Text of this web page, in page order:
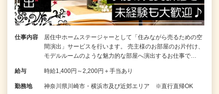
仕事内容
居住中ホームステージャーとして「住みながら売るための空
間演出」サービスを行います。 売主様のお部屋のお片付け、
モデルルームのような魅力的な部屋へ演出するお仕事で…
給与 時給1,400円～2,200円＋手当あり
勤務地 神奈川県川崎市・横浜市及び近郊エリア ※直行直帰OK